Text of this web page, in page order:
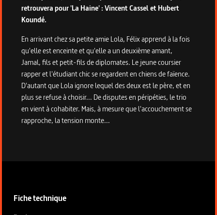
retrouvera pour 'La Haine' : Vincent Cassel et Hubert
Koundé.
En arrivant chez sa petite amie Lola, Félix apprend à la fois
qu'elle est enceinte et qu'elle a un deuxième amant,
Jamal, fils et petit-fils de diplomates. Le jeune coursier
rapper et l'étudiant chic se regardent en chiens de faïence.
D'autant que Lola ignore lequel des deux est le père, et en
plus se refuse à choisir... De disputes en péripéties, le trio
en vient à cohabiter. Mais, à mesure que l'accouchement se
rapproche, la tension monte...
Fiche technique